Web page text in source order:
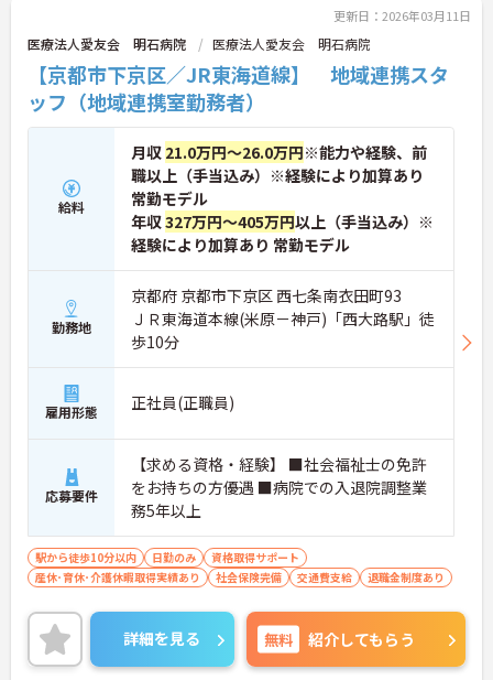
更新日：2026年03月11日
医療法人愛友会 明石病院 医療法人愛友会 明石病院
【京都市下京区／JR東海道線】 地域連携スタ
ッフ（地域連携室勤務者）
給料
月収 21.0万円～26.0万円※能力や経験、前
職以上（手当込み）※経験により加算あり
常勤モデル
年収327万円～405万円以上（手当込み）※
経験により加算あり 常勤モデル
勤務地
京都府 京都市下京区 西七条南衣田町93
ＪＲ東海道本線(米原－神戸)「西大路駅」徒
歩10分
雇用形態 正社員(正職員)
応募要件
【求める資格・経験】 ■社会福祉士の免許
をお持ちの方優遇 ■病院での入退院調整業
務5年以上
駅から徒歩10分以内 日勤のみ
資格取得サポート
産休･育休･介護休暇取得実績あり
社会保険完備 交通費支給 退職金制度あり
詳細を見る 無料 紹介してもらう